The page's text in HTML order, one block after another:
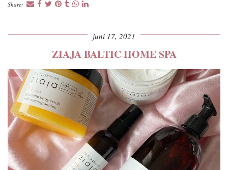
Share:
juni 17, 2021
ZIAJA BALTIC HOME SPA